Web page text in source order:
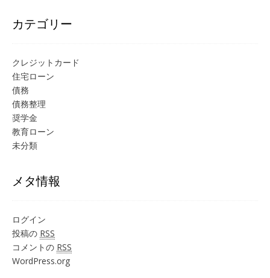
カテゴリー
クレジットカード
住宅ローン
債務
債務整理
奨学金
教育ローン
未分類
メタ情報
ログイン
投稿の RSS
コメントの RSS
WordPress.org